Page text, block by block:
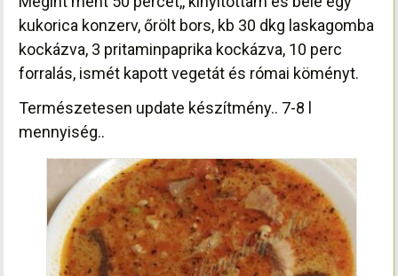
kukorica konzerv, őrölt bors, kb 30 dkg laskagomba
kockázva, 3 pritaminpaprika kockázva, 10 perc
forralás, ismét kapottvegetát és római köményt.
Természetesen update készítmény.. 7-8 l
mennyiség..